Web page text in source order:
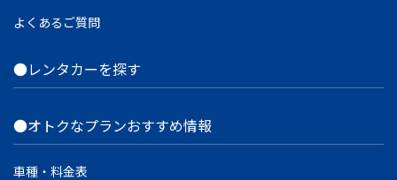
よくあるご質問
●レンタカーを探す
●オトクなプランおすすめ情報
車種・料金表